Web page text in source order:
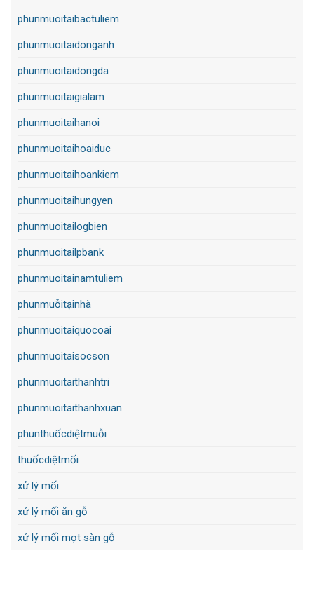
phunmuoitaibactuliem
phunmuoitaidonganh
phunmuoitaidongda
phunmuoitaigialam
phunmuoitaihanoi
phunmuoitaihoaiduc
phunmuoitaihoankiem
phunmuoitaihungyen
phunmuoitailogbien
phunmuoitailpbank
phunmuoitainamtuliem
phunmuỗitạinhà
phunmuoitaiquocoai
phunmuoitaisocson
phunmuoitaithanhtri
phunmuoitaithanhxuan
phunthuốcdiệtmuỗi
thuốcdiệtmối
xử lý mối
xử lý mối ăn gỗ
xử lý mối mọt sàn gỗ